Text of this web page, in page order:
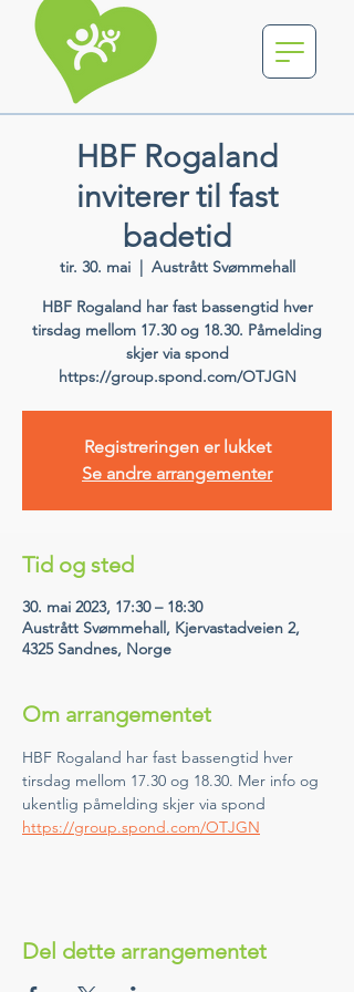
HBF Rogaland
inviterer til fast
badetid
tir. 30. mai
  |
Austrått Svømmehall
HBF Rogaland har fast bassengtid hver
tirsdag mellom 17.30 og 18.30. Påmelding
skjer via spond
https://group.spond.com/OTJGN
Registreringen er lukket
Se andre arrangementer
Tid og sted
30. mai 2023, 17:30 – 18:30
Austrått Svømmehall, Kjervastadveien 2,
4325 Sandnes, Norge
Om arrangementet
HBF Rogaland har fast bassengtid hver
tirsdag mellom 17.30 og 18.30. Mer info og
ukentlig påmelding skjer via spond
https://group.spond.com/OTJGN
Del dette arrangementet